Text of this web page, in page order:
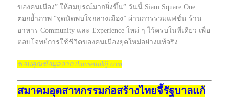
ของคนเมือง” ให้สมบูรณ์มากยิ่งขึ้น” วันนี้ Siam Square One
ตอกย้ำภาพ “จุดนัดพบใจกลางเมือง” ผ่านการรวมแฟชั่น ร้าน
อาหาร Community และ Experience ใหม่ ๆ ไว้ครบในที่เดียว เพื่อ
ตอบโจทย์การใช้ชีวิตของคนเมืองยุคใหม่อย่างแท้จริง
ขอบคุณข้อมูลจาก thansettakij.com
สมาคมอุตสาหกรรมก่อสร้างไทยจี้รัฐบาลแก้